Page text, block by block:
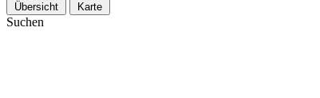
Übersicht Karte
Suchen